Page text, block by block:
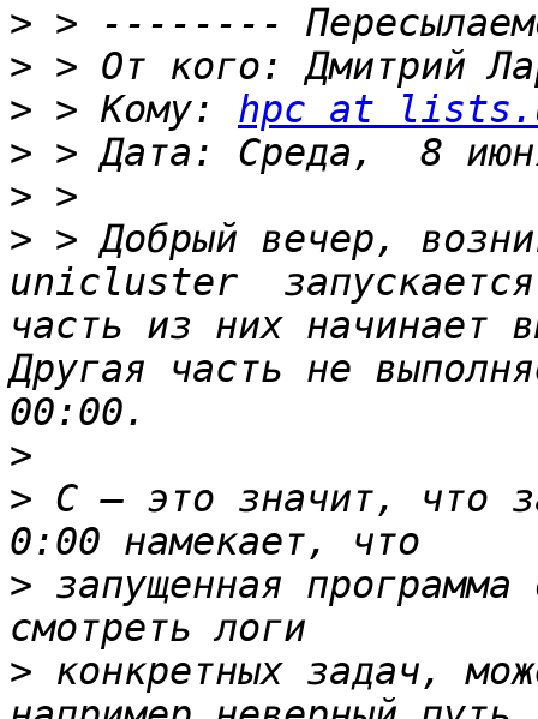
>
> > От кого: Дмитрий
> > Кому: hpc at
>
>
> > Добрый вечер,
unicluster
часть из них начинает
Другая часть не
>
> C — это значит, что
> запущенная
> конкретных задач,